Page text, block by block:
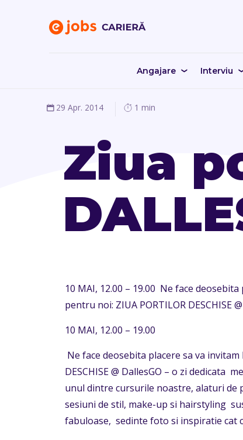
Angajare Interviu
29 Apr. 2014 1 min
Ziua
10 MAI, 12.00 – 19.00 Ne face
pentru noi: ZIUA PORTILOR DESCHISE
10 MAI, 12.00 – 19.00
Ne face deosebita placere sa va
DESCHISE @ DallesGO – o zi
unul dintre cursurile noastre, alaturi de
sesiuni de stil, make-up si hairstyling
fabuloase, sedinte foto si inspiratie cat